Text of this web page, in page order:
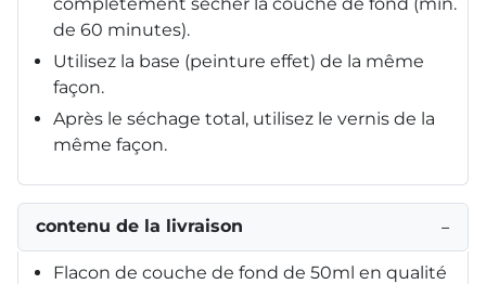
de 60 minutes).
Utilisez la base (peinture effet) de la même
façon.
Après le séchage total, utilisez le vernis de la
même façon.
contenu de la livraison −
Flacon de couche de fond de 50ml en qualité